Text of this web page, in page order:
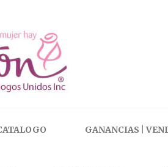
GANANCIAS |